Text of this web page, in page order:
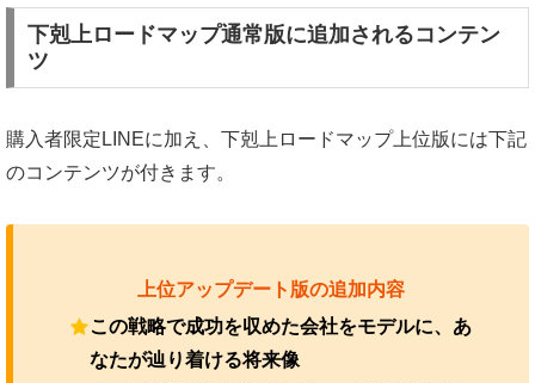
下剋上ロードマップ通常版に追加されるコンテン
ツ
購入者限定LINEに加え、下剋上ロードマップ上位版には下記
のコンテンツが付きます。
上位アップデート版の追加内容
この戦略で成功を収めた会社をモデルに、あ
なたが辿り着ける将来像